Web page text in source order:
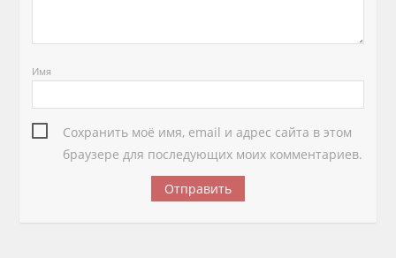
Имя
Сохранить моё имя, email и адрес сайта в этом
браузере для последующих моих комментариев.